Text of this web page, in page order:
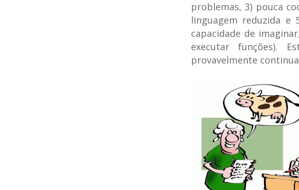
problemas, 3) pouca
linguagem reduzida e
capacidade de
executar funções).
provavelmente